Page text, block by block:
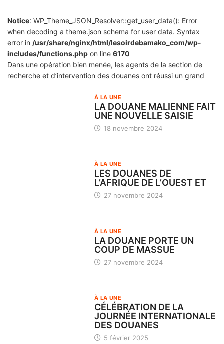
Notice: WP_Theme_JSON_Resolver::get_user_data(): Error
when decoding a theme.json schema for user data. Syntax
error in /usr/share/nginx/html/lesoirdebamako_com/wp-
includes/functions.php on line 6170
Dans une opération bien menée, les agents de la section de
recherche et d’intervention des douanes ont réussi un grand
À LA UNE
LA DOUANE MALIENNE FAIT
UNE NOUVELLE SAISIE
18 novembre 2024
À LA UNE
LES DOUANES DE
L’AFRIQUE DE L’OUEST ET
27 novembre 2024
À LA UNE
LA DOUANE PORTE UN
COUP DE MASSUE
27 novembre 2024
À LA UNE
CÉLÉBRATION DE LA
JOURNÉE INTERNATIONALE
DES DOUANES
5 février 2025